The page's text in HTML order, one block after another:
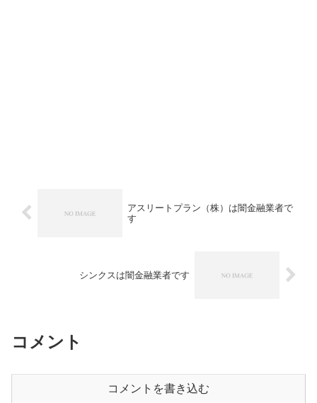
アスリートプラン（株）は闇金融業者で
す
シンクスは闇金融業者です
コメント
コメントを書き込む